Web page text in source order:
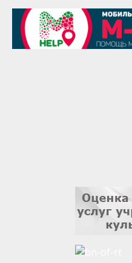
1 сентября
Гали Хасанов